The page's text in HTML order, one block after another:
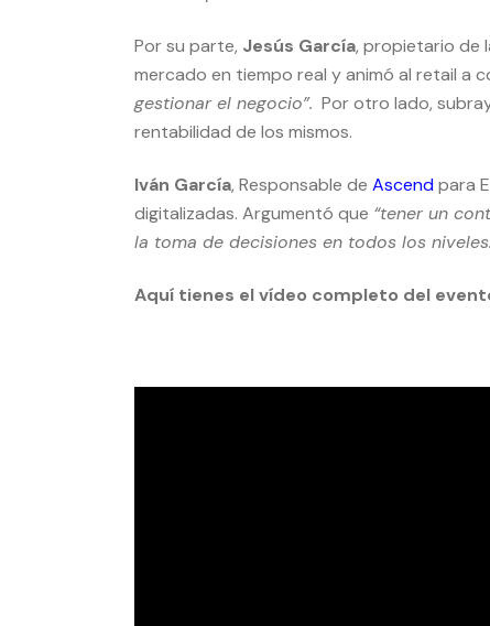
Por su parte, Jesús García, propietario de
mercado en tiempo real y animó al retail a
gestionar el negocio”. Por otro lado,
rentabilidad de los mismos.
Iván García, Responsable de Ascendpara
digitalizadas. Argumentó que “tener un
la toma de decisiones en todos los
Aquí tienes el vídeo completo del